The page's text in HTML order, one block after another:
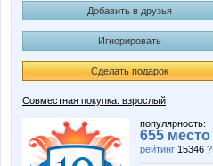
Добавить в друзья
Игнорировать
Сделать подарок
Совместная покупка: взрослый
популярность:
655 место
рейтинг 15346 ?